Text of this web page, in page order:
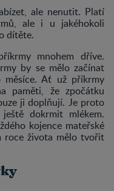
ale nenutit. Platí
ale i u jakéhokoli
dítěte.
mnohem dříve.
by se mělo začínat
měsíce. Ať už příkrmy
paměti, že zpočátku
ji doplňují. Je proto
dokrmit mlékem.
kojence mateřské
roce života mělo tvořit